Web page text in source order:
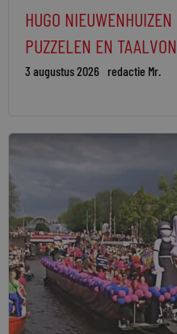
HUGO
PUZZELEN EN
3 augustus 2026 redactie Mr.